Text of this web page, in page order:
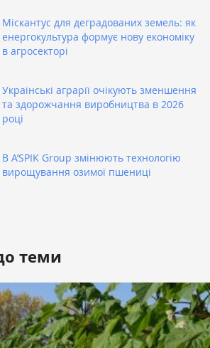
Міскантус для деградованих земель: як
енергокультура формує нову економіку
в агросекторі
Українські аграрії очікують зменшення
та здорожчання виробництва в 2026
році
В A’SPIK Group змінюють технологію
вирощування озимої пшениці
теми